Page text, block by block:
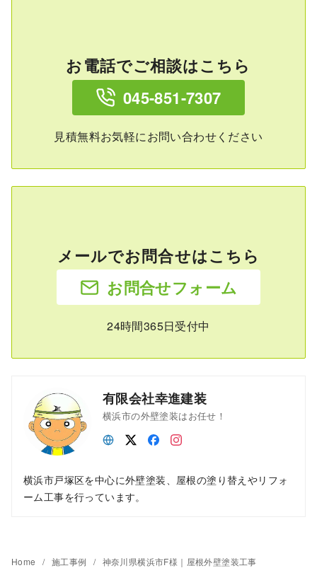
お電話でご相談はこちら
045-851-7307
見積無料お気軽にお問い合わせください
メールでお問合せはこちら
お問合せフォーム
24時間365日受付中
有限会社幸進建装
横浜市の外壁塗装はお任せ！
横浜市戸塚区を中心に外壁塗装、屋根の塗り替えやリフォ
ーム工事を行っています。
Home 施工事例 神奈川県横浜市F様｜屋根外壁塗装工事